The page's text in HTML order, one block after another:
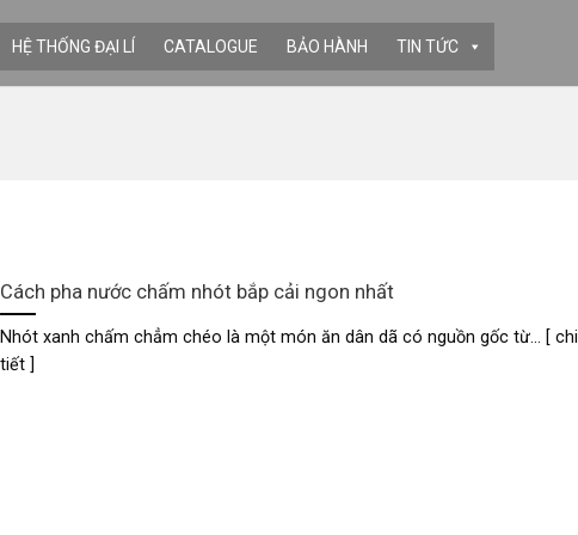
HỆ THỐNG ĐẠI LÍ CATALOGUE BẢO HÀNH TIN TỨC
Cách pha nước chấm nhót bắp cải ngon nhất
Nhót xanh chấm chẳm chéo là một món ăn dân dã có nguồn gốc từ... [ chi
tiết ]